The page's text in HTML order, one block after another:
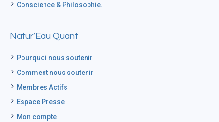
Conscience & Philosophie.
Natur’Eau Quant
Pourquoi nous soutenir
Comment nous soutenir
Membres Actifs
Espace Presse
Mon compte